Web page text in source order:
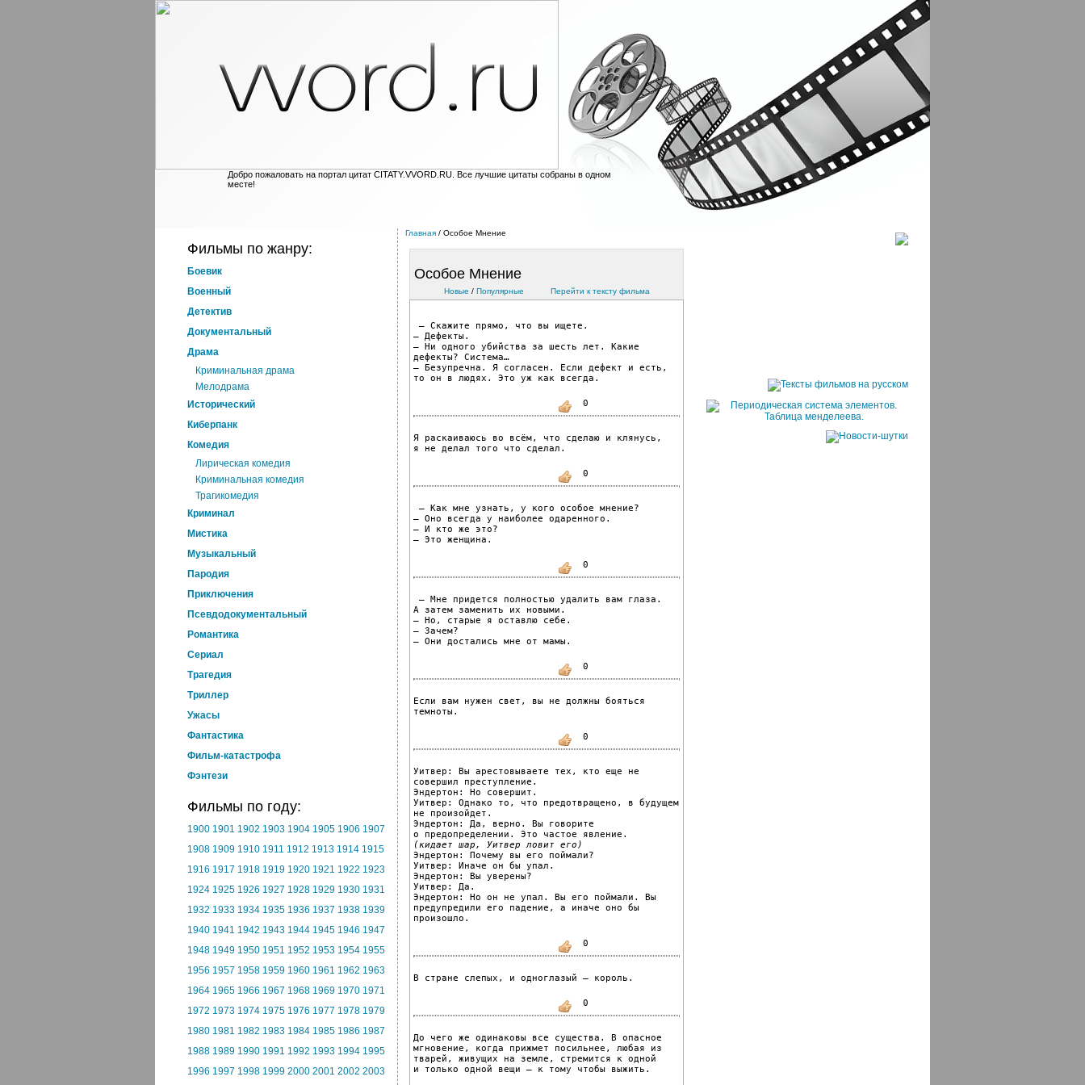
Добро пожаловать на портал цитат CITATY.VVORD.RU. Все лучшие цитаты собраны в одном
месте!
Фильмы по жанру:
Боевик
Военный
Детектив
Документальный
Драма
Криминальная драма
Мелодрама
Исторический
Киберпанк
Комедия
Лирическая комедия
Криминальная комедия
Трагикомедия
Криминал
Мистика
Музыкальный
Пародия
Приключения
Псевдодокументальный
Романтика
Cериал
Трагедия
Триллер
Ужасы
Фантастика
Фильм-катастрофа
Фэнтези
Фильмы по году:
1900 1901 1902 1903 1904 1905 1906 1907
1908 1909 1910 1911 1912 1913 1914 1915
1916 1917 1918 1919 1920 1921 1922 1923
1924 1925 1926 1927 1928 1929 1930 1931
1932 1933 1934 1935 1936 1937 1938 1939
1940 1941 1942 1943 1944 1945 1946 1947
1948 1949 1950 1951 1952 1953 1954 1955
1956 1957 1958 1959 1960 1961 1962 1963
1964 1965 1966 1967 1968 1969 1970 1971
1972 1973 1974 1975 1976 1977 1978 1979
1980 1981 1982 1983 1984 1985 1986 1987
1988 1989 1990 1991 1992 1993 1994 1995
1996 1997 1998 1999 2000 2001 2002 2003
Главная / Особое Мнение
Особое Мнение
Новые / Популярные Перейти к тексту фильмa
— Скажите прямо, что вы ищете.
— Дефекты.
— Ни одного убийства за шесть лет. Какие
дефекты? Система…
— Безупречна. Я согласен. Если дефект и есть,
то он в людях. Это уж как всегда.
0
Я раскаиваюсь во всём, что сделаю и клянусь,
я не делал того что сделал.
0
— Как мне узнать, у кого особое мнение?
— Оно всегда у наиболее одаренного.
— И кто же это?
— Это женщина.
0
А затем заменить их новыми.
— Но, старые я оставлю себе.
— Зачем?
— Они достались мне от мамы.
0
Если вам нужен свет, вы не должны бояться
темноты.
0
Уитвер: Вы арестовываете тех, кто еще не
совершил преступление.
Эндертон: Но совершит.
Уитвер: Однако то, что предотвращено, в будущем
не произойдет.
Эндертон: Да, верно. Вы говорите
о предопределении. Это частое явление.
(кидает шар, Уитвер ловит его)
Эндертон: Почему вы его поймали?
Уитвер: Иначе он бы упал.
Эндертон: Вы уверены?
Уитвер: Да.
Эндертон: Но он не упал. Вы его поймали. Вы
предупредили его падение, а иначе оно бы
произошло.
0
В стране слепых, и одноглазый – король.
0
До чего же одинаковы все существа. В опасное
мгновение, когда прижмет посильнее, любая из
тварей, живущих на земле, стремится к одной
и только одной вещи – к тому чтобы выжить.